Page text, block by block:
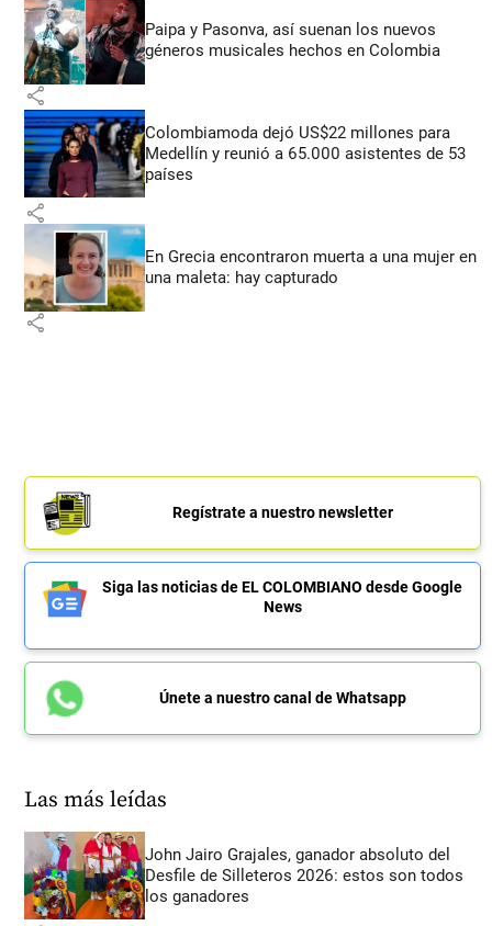
Paipa y Pasonva, así suenan los nuevos
géneros musicales hechos en Colombia
share
Colombiamoda dejó US$22 millones para
Medellín y reunió a 65.000 asistentes de 53
países
share
En Grecia encontraron muerta a una mujer en
una maleta: hay capturado
share
Regístrate a nuestro newsletter
Siga las noticias de EL COLOMBIANO desde Google
News
Únete a nuestro canal de Whatsapp
Las más leídas
John Jairo Grajales, ganador absoluto del
Desfile de Silleteros 2026: estos son todos
los ganadores